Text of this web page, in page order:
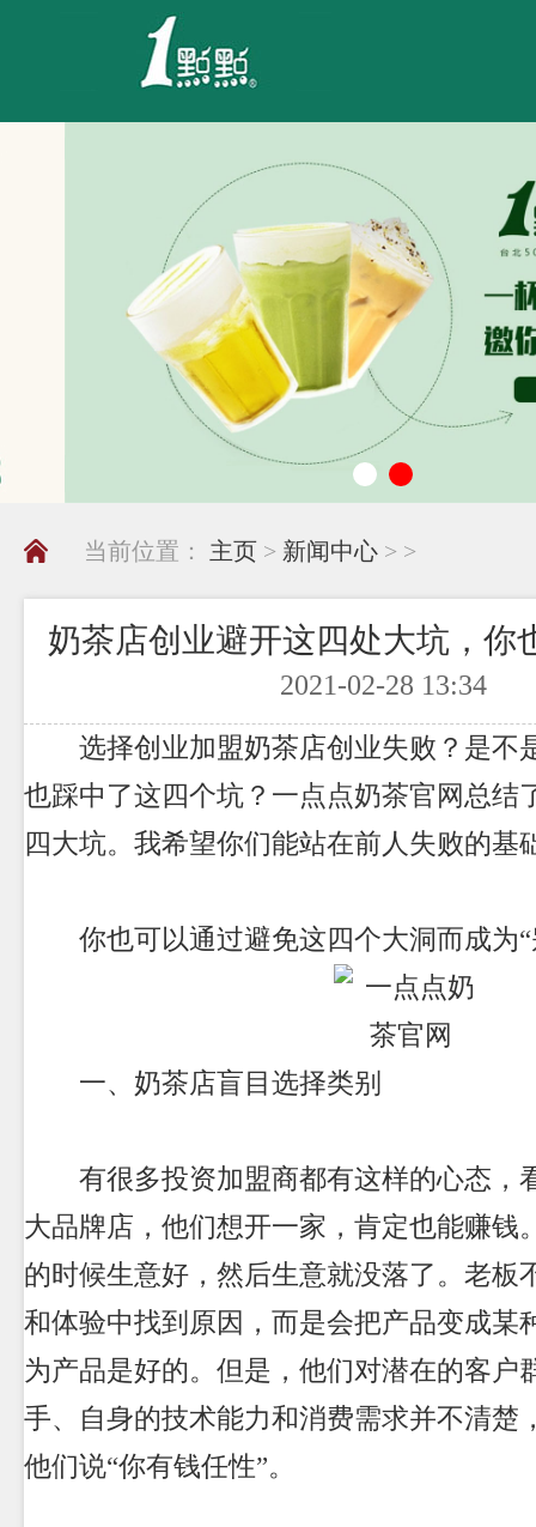
当前位置： 主页 > 新闻中心 > >
奶茶店创业避开这四处大坑，你
2021-02-28 13:34
选择创业加盟奶茶店创业失败？是不
也踩中了这四个坑？ 一点点奶茶官网总结
四大坑。我希望你们能站在前人失败的基
你也可以通过避免这四个大洞而成为“
一、 奶茶店盲目选择类别
有很多投资加盟商都有这样的心态，
大品牌店，他们想开一家，肯定也能赚钱
的时候生意好，然后生意就没落了。老板
和体验中找到原因，而是会把产品变成某
为产品是好的。但是，他们对潜在的客户
手、自身的技术能力和消费需求并不清楚
他们说“你有钱任性”。